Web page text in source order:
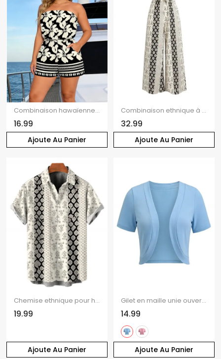
Ajoute Au Panier
Combinaison hawaïenne à imprimé floral tribal frangipanier, poche, épaules dénudées, combinaison de vacances
16.99
Ajoute Au Panier
Combinaison ethnique à rayures damassées, épaules dénudées et jambes larges
32.99
Ajoute Au Panier
Chemise ethnique pour homme à rayures damassées, manches retroussables et boutons
19.99
Ajoute Au Panier
Gilet en maille unie ouvert sur le devant
14.99